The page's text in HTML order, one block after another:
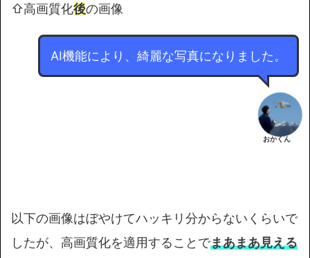
⇧高画質化後の画像
AI機能により、綺麗な写真になりました。
おかくん
以下の画像はぼやけてハッキリ分からないくらいで
したが、高画質化を適用することでまあまあ見える